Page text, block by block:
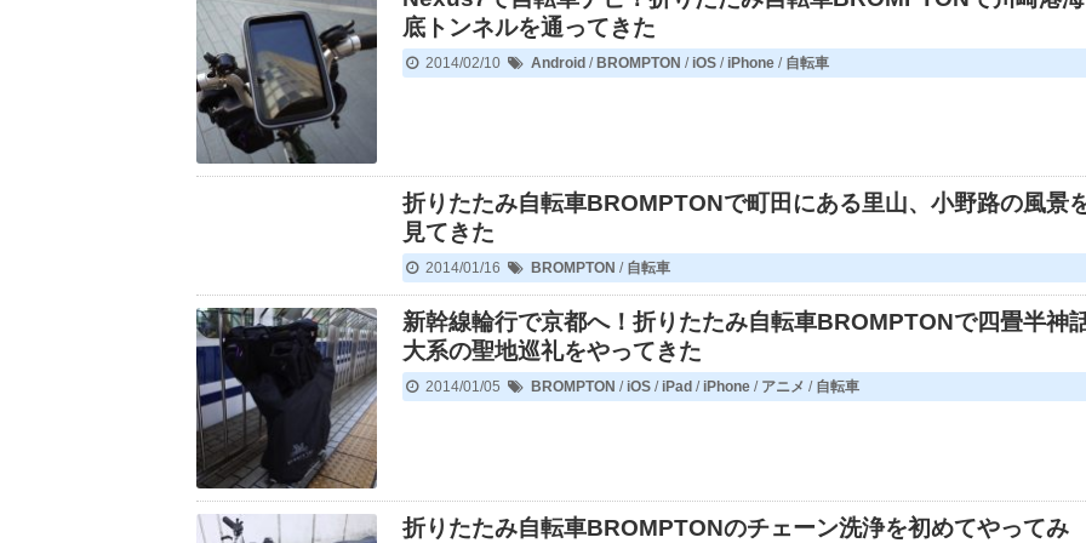
底トンネルを通ってきた
2014/02/10 Android /BROMPTON /iOS /iPhone / 自転車
折りたたみ自転車BROMPTONで町田にある里山、小野路の風景
見てきた
2014/01/16 BROMPTON / 自転車
新幹線輪行で京都へ！折りたたみ自転車BROMPTONで四畳半神
大系の聖地巡礼をやってきた
2014/01/05 BROMPTON / iOS / iPad / iPhone / アニメ / 自転車
折りたたみ自転車BROMPTONのチェーン洗浄を初めてやってみ